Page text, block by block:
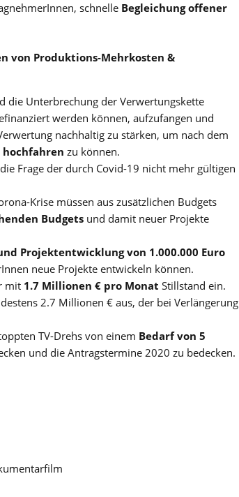
schnelle Begleichung offener
von Produktions-Mehrkosten &
die Unterbrechung der Verwertungskette
werden können, aufzufangen und
nachhaltig zu stärken, um nach dem
zu können.
Frage der durch Covid-19 nicht mehr gültigen
Krise müssen aus zusätzlichen Budgets
Budgetsund damit neuer Projekte
Projektentwicklung von 1.000.000 Euro
neue Projekte entwickeln können.
mit 1.7 Millionen € pro Monat Stillstand ein.
2.7 Millionen € aus, der bei Verlängerung
TV-Drehs von einem Bedarf von 5
und die Antragstermine 2020 zu bedecken.